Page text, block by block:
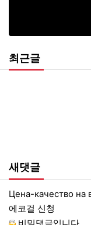
최근글
새댓글
에코걸 신청